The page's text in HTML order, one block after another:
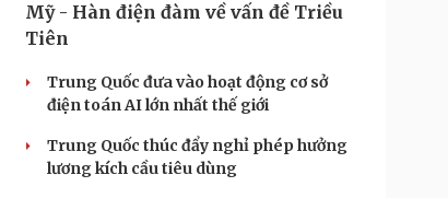
Mỹ - Hàn điện đàm về vấn đề Triều
Tiên
Trung Quốc đưa vào hoạt động cơ sở
điện toán AI lớn nhất thế giới
Trung Quốc thúc đẩy nghỉ phép hưởng
lương kích cầu tiêu dùng